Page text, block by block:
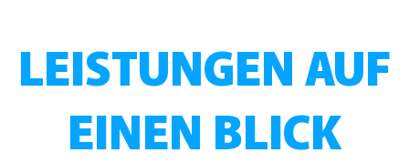
LEISTUNGEN AUF
EINEN BLICK